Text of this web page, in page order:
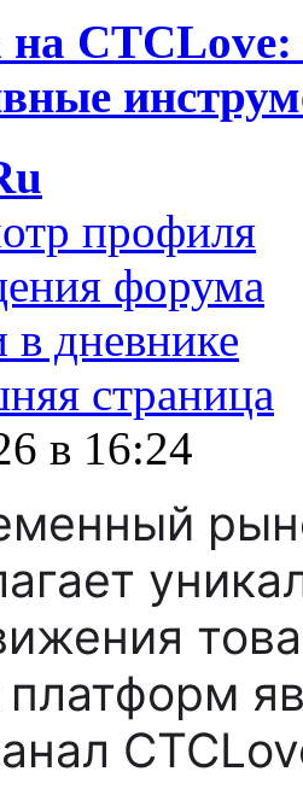
СТСLove:
профиля
форума
в дневнике
страница
в 16:24
платформ